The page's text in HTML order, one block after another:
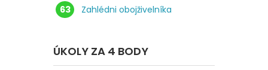
63
Zahlédni obojživelníka
ÚKOLY ZA 4 BODY